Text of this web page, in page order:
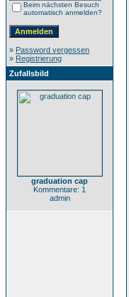
Beim nächsten Besuch
automatisch anmelden?
» Password vergessen
» Registrierung
Zufallsbild
graduation cap
Kommentare: 1
admin